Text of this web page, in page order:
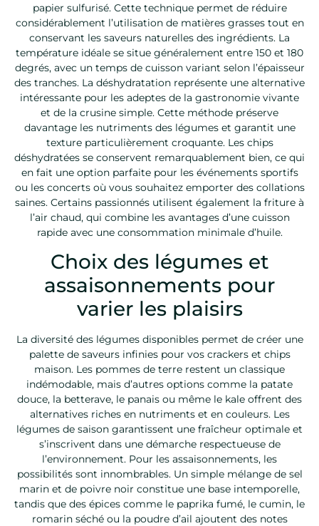
papier sulfurisé. Cette technique permet de réduire
considérablement l’utilisation de matières grasses tout en
conservant les saveurs naturelles des ingrédients. La
température idéale se situe généralement entre 150 et 180
degrés, avec un temps de cuisson variant selon l’épaisseur
des tranches. La déshydratation représente une alternative
intéressante pour les adeptes de la gastronomie vivante
et de la crusine simple. Cette méthode préserve
davantage les nutriments des légumes et garantit une
texture particulièrement croquante. Les chips
déshydratées se conservent remarquablement bien, ce qui
en fait une option parfaite pour les événements sportifs
ou les concerts où vous souhaitez emporter des collations
saines. Certains passionnés utilisent également la friture à
l’air chaud, qui combine les avantages d’une cuisson
rapide avec une consommation minimale d’huile.
Choix des légumes et
assaisonnements pour
varier les plaisirs
La diversité des légumes disponibles permet de créer une
palette de saveurs infinies pour vos crackers et chips
maison. Les pommes de terre restent un classique
indémodable, mais d’autres options comme la patate
douce, la betterave, le panais ou même le kale offrent des
alternatives riches en nutriments et en couleurs. Les
légumes de saison garantissent une fraîcheur optimale et
s’inscrivent dans une démarche respectueuse de
l’environnement. Pour les assaisonnements, les
possibilités sont innombrables. Un simple mélange de sel
marin et de poivre noir constitue une base intemporelle,
tandis que des épices comme le paprika fumé, le cumin, le
romarin séché ou la poudre d’ail ajoutent des notes